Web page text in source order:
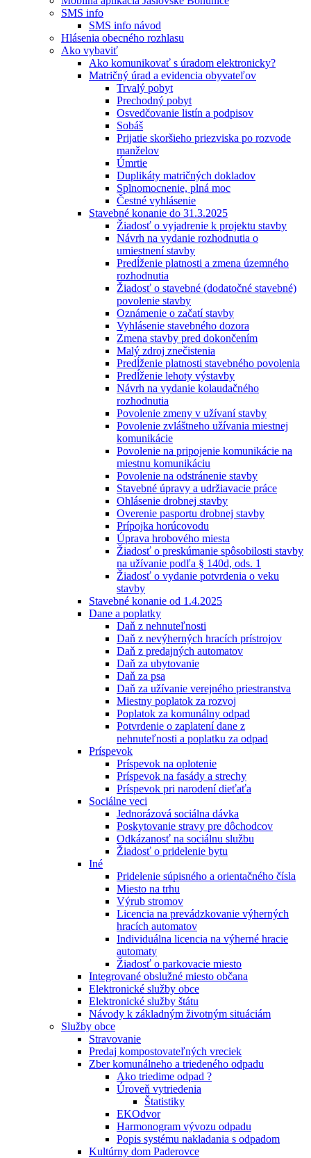
SMS info
SMS info návod
Hlásenia obecného rozhlasu
Ako vybaviť
Ako komunikovať s úradom elektronicky?
Matričný úrad a evidencia obyvateľov
Trvalý pobyt
Prechodný pobyt
Osvedčovanie listín a podpisov
Sobáš
Prijatie skoršieho priezviska po rozvode
manželov
Úmrtie
Duplikáty matričných dokladov
Splnomocnenie, plná moc
Čestné vyhlásenie
Stavebné konanie do 31.3.2025
Žiadosť o vyjadrenie k projektu stavby
Návrh na vydanie rozhodnutia o
umiestnení stavby
Predĺženie platnosti a zmena územného
rozhodnutia
Žiadosť o stavebné (dodatočné stavebné)
povolenie stavby
Oznámenie o začatí stavby
Vyhlásenie stavebného dozora
Zmena stavby pred dokončením
Malý zdroj znečistenia
Predĺženie platnosti stavebného povolenia
Predĺženie lehoty výstavby
Návrh na vydanie kolaudačného
rozhodnutia
Povolenie zmeny v užívaní stavby
Povolenie zvláštneho užívania miestnej
komunikácie
Povolenie na pripojenie komunikácie na
miestnu komunikáciu
Povolenie na odstránenie stavby
Stavebné úpravy a udržiavacie práce
Ohlásenie drobnej stavby
Overenie pasportu drobnej stavby
Prípojka horúcovodu
Úprava hrobového miesta
Žiadosť o preskúmanie spôsobilosti stavby
na užívanie podľa § 140d, ods. 1
Žiadosť o vydanie potvrdenia o veku
stavby
Stavebné konanie od 1.4.2025
Dane a poplatky
Daň z nehnuteľnosti
Daň z nevýherných hracích prístrojov
Daň z predajných automatov
Daň za ubytovanie
Daň za psa
Daň za užívanie verejného priestranstva
Miestny poplatok za rozvoj
Poplatok za komunálny odpad
Potvrdenie o zaplatení dane z
nehnuteľnosti a poplatku za odpad
Príspevok
Príspevok na oplotenie
Príspevok na fasády a strechy
Príspevok pri narodení dieťaťa
Sociálne veci
Jednorázová sociálna dávka
Poskytovanie stravy pre dôchodcov
Odkázanosť na sociálnu službu
Žiadosť o pridelenie bytu
Iné
Pridelenie súpisného a orientačného čísla
Miesto na trhu
Výrub stromov
Licencia na prevádzkovanie výherných
hracích automatov
Individuálna licencia na výherné hracie
automaty
Žiadosť o parkovacie miesto
Integrované obslužné miesto občana
Elektronické služby obce
Elektronické služby štátu
Návody k základným životným situáciám
Služby obce
Stravovanie
Predaj kompostovateľných vreciek
Zber komunálneho a triedeného odpadu
Ako triedime odpad ?
Úroveň vytriedenia
Štatistiky
EKOdvor
Harmonogram vývozu odpadu
Popis systému nakladania s odpadom
Kultúrny dom Paderovce